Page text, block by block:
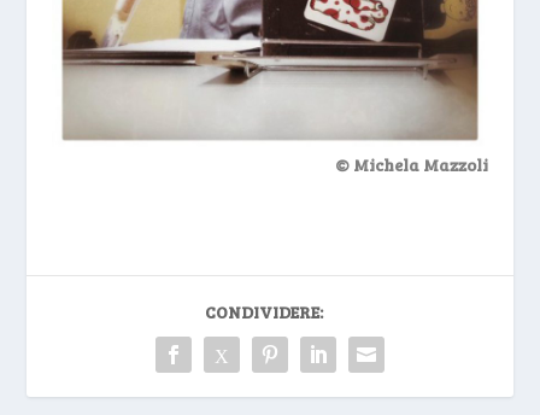
© Michela Mazzoli
CONDIVIDERE: